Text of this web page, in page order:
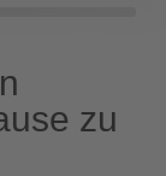
zu